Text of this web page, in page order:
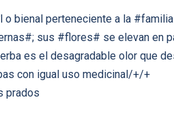
o bienal perteneciente a la
sus #flores# se elevan en
es el desagradable olor que
con igual uso medicinal/+/+
prados